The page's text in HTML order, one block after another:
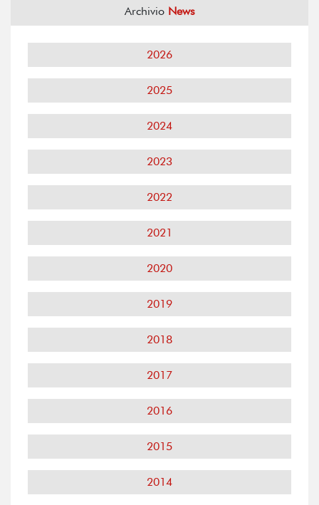
Archivio News
2026
2025
2024
2023
2022
2021
2020
2019
2018
2017
2016
2015
2014